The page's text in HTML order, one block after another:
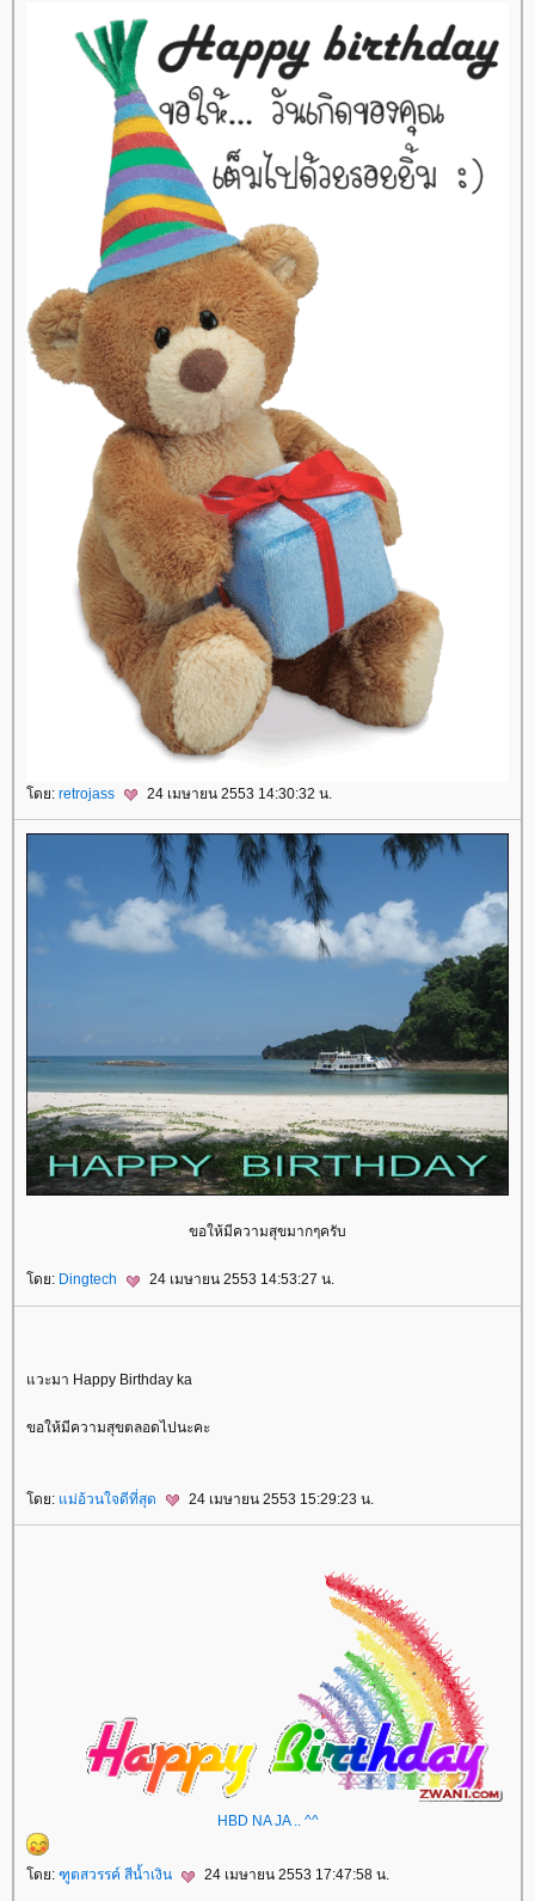
โดย: retrojass 24 เมษายน 2553 14:30:32 น.
ขอให้มีความสุขมากๆครับ
โดย: Dingtech 24 เมษายน 2553 14:53:27 น.
แวะมา Happy Birthday ka
ขอให้มีความสุขตลอดไปนะคะ
โดย: แม่อ้วนใจดีที่สุด 24 เมษายน 2553 15:29:23 น.
HBD NA JA .. ^^
โดย: ฑูตสวรรค์ สีน้ำเงิน 24 เมษายน 2553 17:47:58 น.